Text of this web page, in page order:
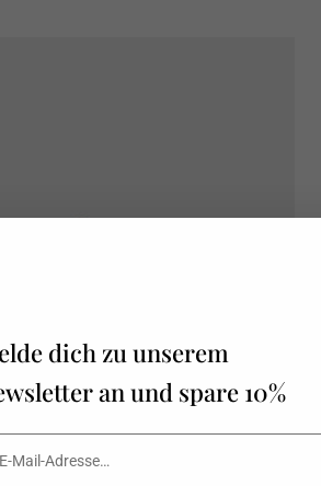
dich zu unserem
an und spare 10%